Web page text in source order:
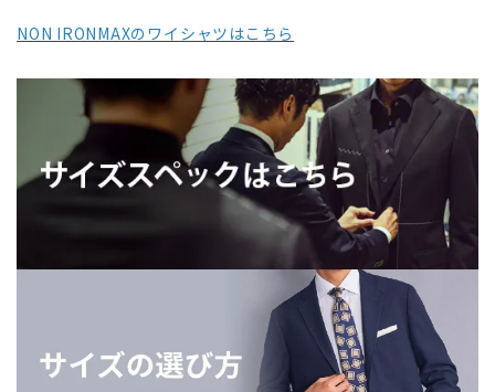
NON IRONMAXのワイシャツはこちら